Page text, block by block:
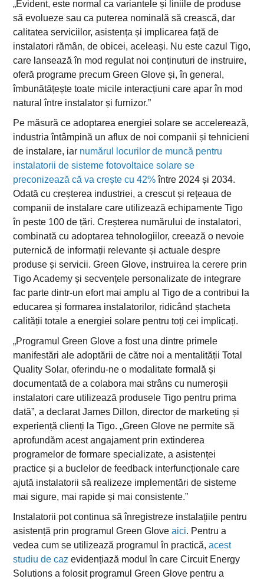
„Evident, este normal ca variantele și liniile de produse
să evolueze sau ca puterea nominală să crească, dar
calitatea serviciilor, asistența și implicarea față de
instalatori rămân, de obicei, aceleași. Nu este cazul Tigo,
care lansează în mod regulat noi conținuturi de instruire,
oferă programe precum Green Glove și, în general,
îmbunătățește toate micile interacțiuni care apar în mod
natural între instalator și furnizor.”
Pe măsură ce adoptarea energiei solare se accelerează,
industria întâmpină un aflux de noi companii și tehnicieni
de instalare, iar numărul locurilor de muncă pentru
instalatorii de sisteme fotovoltaice solare se
preconizează că va crește cu 42%între 2024 și 2034.
Odată cu creșterea industriei, a crescut și rețeaua de
companii de instalare care utilizează echipamente Tigo
în peste 100 de țări. Creșterea numărului de instalatori,
combinată cu adoptarea tehnologiilor, creează o nevoie
puternică de informații relevante și actuale despre
produse și servicii. Green Glove, instruirea la cerere prin
Tigo Academy și secvențele personalizate de integrare
fac parte dintr-un efort mai amplu al Tigo de a contribui la
educarea și formarea instalatorilor, ridicând ștacheta
calității totale a energiei solare pentru toți cei implicați.
„Programul Green Glove a fost una dintre primele
manifestări ale adoptării de către noi a mentalității Total
Quality Solar, oferindu-ne o modalitate formală și
documentată de a colabora mai strâns cu numeroșii
instalatori care utilizează produsele Tigo pentru prima
dată”, a declarat James Dillon, director de marketing și
experiență clienți la Tigo. „Green Glove ne permite să
aprofundăm acest angajament prin extinderea
programelor de formare specializate, a asistenței
practice și a buclelor de feedback interfuncționale care
ajută instalatorii să realizeze implementări de sisteme
mai sigure, mai rapide și mai consistente.”
Instalatorii pot continua să înregistreze instalațiile pentru
asistență prin programul Green Gloveaici. Pentru a
vedea cum se utilizează programul în practică,acest
studiu de caz evidențiază modul în care Circuit Energy
Solutions a folosit programul Green Glove pentru a